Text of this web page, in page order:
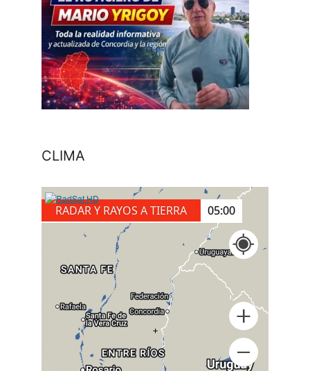
CLIMA
RADAR Y RAYOS A TIERRA 05:00
+